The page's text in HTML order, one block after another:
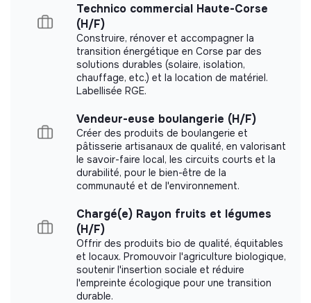
Labels and certifications
This structure did not communicate to us the
labels or certifications that it was able to obtain.
Documents
Did not yet add a transparency document.
Technico commercial Haute-Corse
(H/F)
Construire, rénover et accompagner la
transition énergétique en Corse par des
solutions durables (solaire, isolation,
chauffage, etc.) et la location de matériel.
Labellisée RGE.
Vendeur-euse boulangerie (H/F)
Créer des produits de boulangerie et
pâtisserie artisanaux de qualité, en valorisant
le savoir-faire local, les circuits courts et la
durabilité, pour le bien-être de la
communauté et de l'environnement.
Chargé(e) Rayon fruits et légumes
(H/F)
Offrir des produits bio de qualité, équitables
et locaux. Promouvoir l'agriculture biologique,
soutenir l'insertion sociale et réduire
l'empreinte écologique pour une transition
durable.